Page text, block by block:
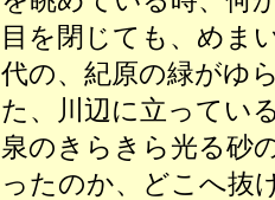
目を閉じても、めま
代の、紀原の緑がゆ
た、川辺に立ってい
泉のきらきら光る砂
ったのか、どこへ抜